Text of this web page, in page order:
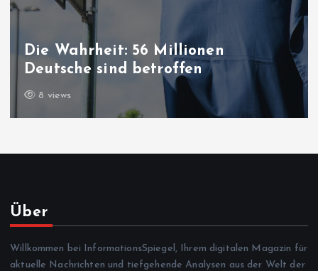
Friedensprozess in der Türkei:
Gesetz“ ist jetzt im Parlament
Über
Willkommen bei InformationsSpiegel, Ihrem digitalen Magazin für
aktuelle Nachrichten und tiefgehende Analysen aus der Welt der